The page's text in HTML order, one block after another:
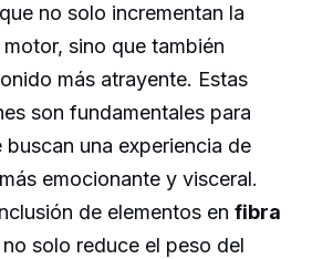
no solo incrementan la
sino que también
más atrayente. Estas
son fundamentales para
buscan una experiencia de
emocionante y visceral.
de elementos en fibra
no solo reduce el peso del